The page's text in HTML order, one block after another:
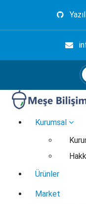
Elektronik, Yazılım,
Kurumsal
Ürünler
Market